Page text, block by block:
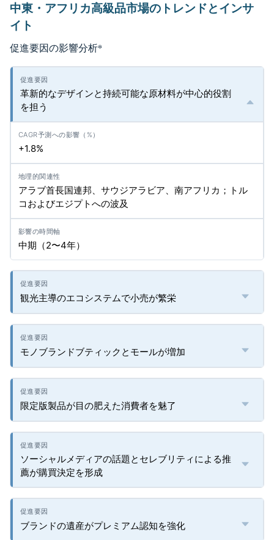
中東・アフリカ高級品市場のトレンドとインサ
イト
促進要因の影響分析*
革新的なデザインと持続可能な原材料が中心的役割
を担う
+1.8%
アラブ首長国連邦、サウジアラビア、南アフリカ；トル
コおよびエジプトへの波及
中期（2〜4年）
観光主導のエコシステムで小売が繁栄
モノブランドブティックとモールが増加
限定版製品が目の肥えた消費者を魅了
ソーシャルメディアの話題とセレブリティによる推
薦が購買決定を形成
ブランドの遺産がプレミアム認知を強化